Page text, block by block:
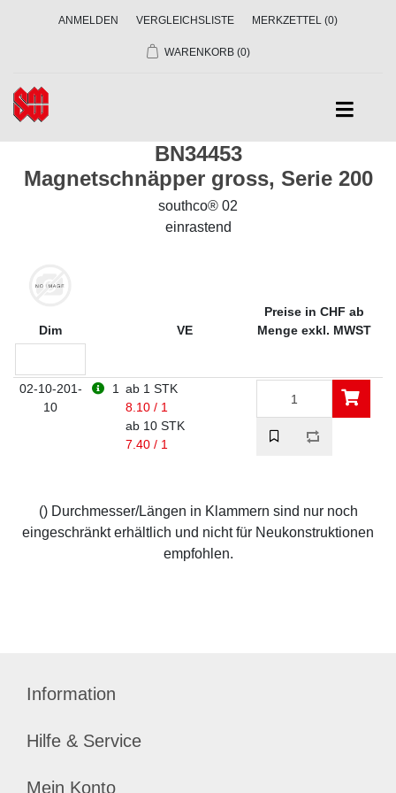
ANMELDEN VERGLEICHSLISTE MERKZETTEL (0)
WARENKORB (0)
BN34453
Magnetschnäpper gross, Serie 200
southco® 02
einrastend
Dim VE
Preise in CHF ab
Menge exkl. MWST
02-10-201-
10
1
ab 1 STK
8.10 / 1
ab 10 STK
7.40 / 1
() Durchmesser/Längen in Klammern sind nur noch
eingeschränkt erhältlich und nicht für Neukonstruktionen
empfohlen.
Information
Hilfe & Service
Mein Konto